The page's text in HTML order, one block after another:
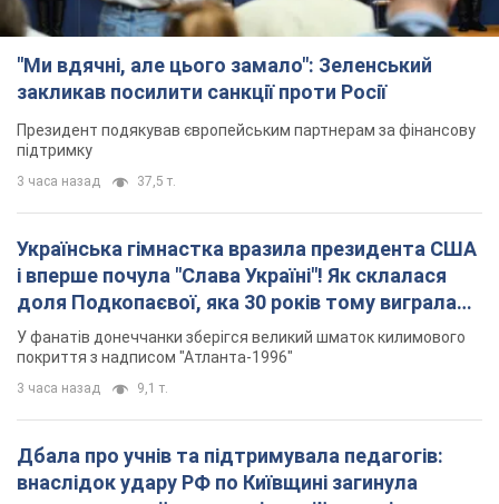
"Ми вдячні, але цього замало": Зеленський
закликав посилити санкції проти Росії
Президент подякував європейським партнерам за фінансову
підтримку
3 часа назад 37,5 т.
Українська гімнастка вразила президента США
і вперше почула "Слава Україні"! Як склалася
доля Подкопаєвої, яка 30 років тому виграла
"золото" Олімпіади
У фанатів донеччанки зберігся великий шматок килимового
покриття з надписом "Атланта-1996"
3 часа назад 9,1 т.
Дбала про учнів та підтримувала педагогів:
внаслідок удару РФ по Київщині загинула